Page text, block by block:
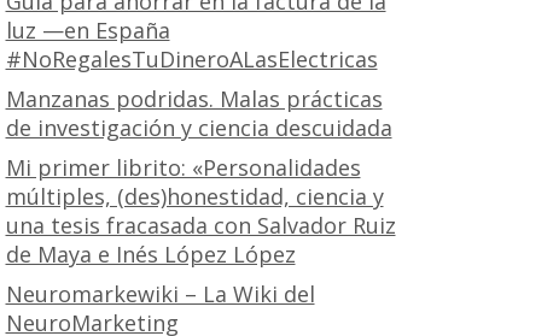
luz —en España
#NoRegalesTuDineroALasElectricas
Manzanas podridas. Malas prácticas
de investigación y ciencia descuidada
Mi primer librito: «Personalidades
múltiples, (des)honestidad, ciencia y
una tesis fracasada con Salvador Ruiz
de Maya e Inés López López
Neuromarkewiki – La Wiki del
NeuroMarketing